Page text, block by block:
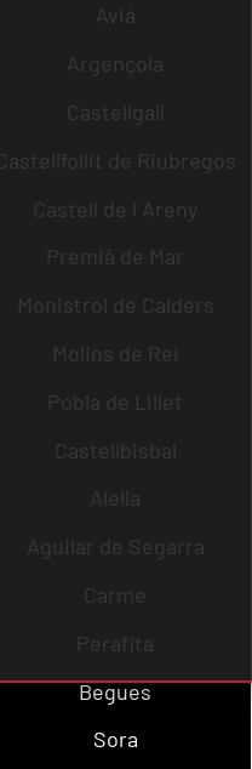
Avià
Argençola
Castellgalí
Castellfollit de Riubregós
Castell de l´Areny
Premià de Mar
Monistrol de Calders
Molins de Rei
Pobla de Lillet
Castellbisbal
Alella
Aguilar de Segarra
Carme
Perafita
Begues
Sora